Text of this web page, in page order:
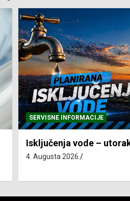
SERVISNE INFORMACIJE
Isključenja vode – utorak
4. Augusta 2026.